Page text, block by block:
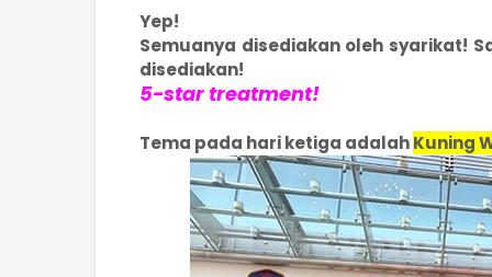
Yep!
Semuanya disediakan oleh syarikat!
disediakan!
5-star treatment!
Tema pada hari ketiga adalahKuning